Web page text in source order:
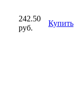
242.50
руб.
Купить